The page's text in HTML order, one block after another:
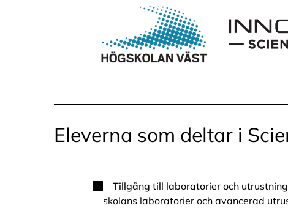
Eleverna som deltar i
Tillgång till laboratorier och
skolans laboratorier och avancerad